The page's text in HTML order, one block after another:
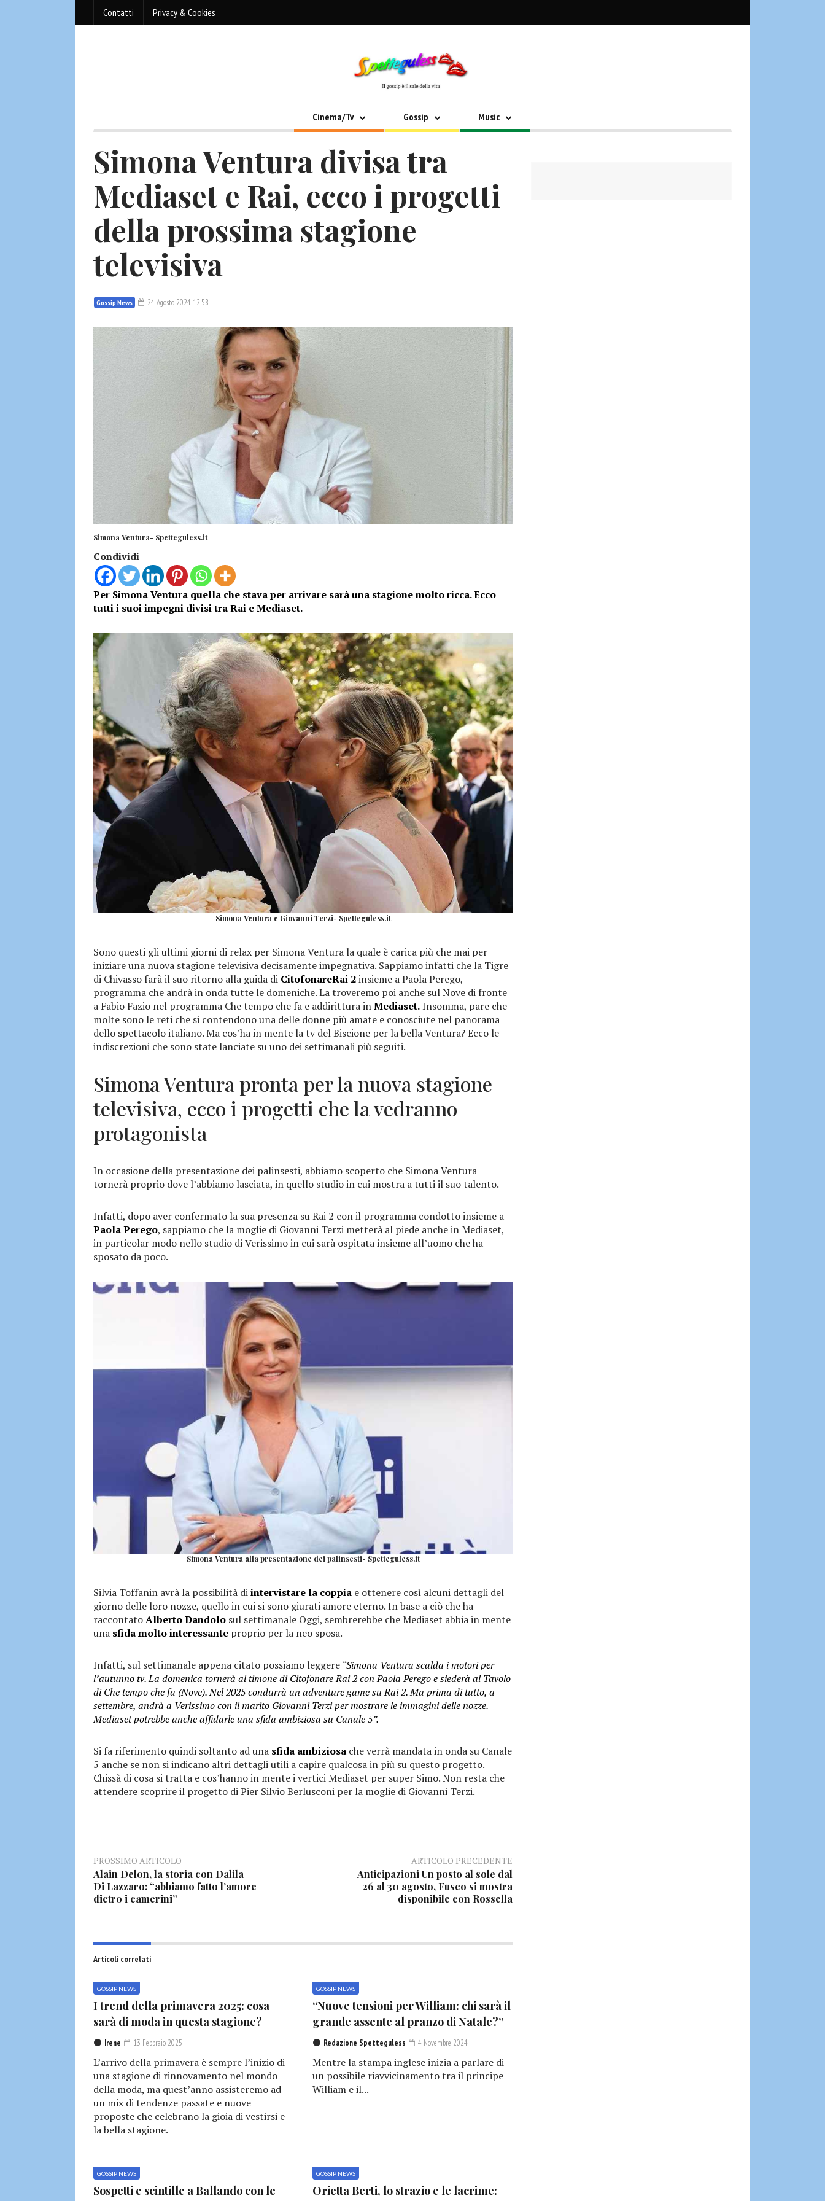
Contatti Privacy & Cookies
Cinema/Tv Gossip Music
Simona Ventura divisa tra
Mediaset e Rai, ecco i progetti
della prossima stagione
televisiva
Gossip News 24 Agosto 2024 12:58
Simona Ventura- Spetteguless.it
Condividi
Per Simona Ventura quella che stava per arrivare sarà una stagione molto ricca. Ecco
tutti i suoi impegni divisi tra Rai e Mediaset.
Simona Ventura e Giovanni Terzi- Spetteguless.it
Sono questi gli ultimi giorni di relax per Simona Ventura la quale è carica più che mai per
iniziare una nuova stagione televisiva decisamente impegnativa. Sappiamo infatti che la Tigre
di Chivasso farà il suo ritorno alla guida di CitofonareRai 2insieme a Paola Perego,
programma che andrà in onda tutte le domeniche. La troveremo poi anche sul Nove di fronte
a Fabio Fazio nel programma Che tempo che fa e addirittura inMediaset.Insomma, pare che
molte sono le reti che si contendono una delle donne più amate e conosciute nel panorama
dello spettacolo italiano. Ma cos’ha in mente la tv del Biscione per la bella Ventura? Ecco le
indiscrezioni che sono state lanciate su uno dei settimanali più seguiti.
Simona Ventura pronta per la nuova stagione
televisiva, ecco i progetti che la vedranno
protagonista
In occasione della presentazione dei palinsesti, abbiamo scoperto che Simona Ventura
tornerà proprio dove l’abbiamo lasciata, in quello studio in cui mostra a tutti il suo talento.
Infatti, dopo aver confermato la sua presenza su Rai 2 con il programma condotto insieme a
Paola Perego, sappiamo che la moglie di Giovanni Terzi metterà al piede anche in Mediaset,
in particolar modo nello studio di Verissimo in cui sarà ospitata insieme all’uomo che ha
sposato da poco.
Simona Ventura alla presentazione dei palinsesti- Spetteguless.it
Silvia Toffanin avrà la possibilità diintervistare la coppia e ottenere così alcuni dettagli del
giorno delle loro nozze, quello in cui si sono giurati amore eterno. In base a ciò che ha
raccontatoAlberto Dandolo sul settimanale Oggi, sembrerebbe che Mediaset abbia in mente
una sfida molto interessante proprio per la neo sposa.
Infatti, sul settimanale appena citato possiamo leggere “Simona Ventura scalda i motori per
l’autunno tv. La domenica tornerà al timone di Citofonare Rai 2 con Paola Perego e siederà al Tavolo
di Che tempo che fa (Nove). Nel 2025 condurrà un adventure game su Rai 2. Ma prima di tutto, a
settembre, andrà a Verissimo con il marito Giovanni Terzi per mostrare le immagini delle nozze.
Mediaset potrebbe anche affidarle una sfida ambiziosa su Canale 5”.
Si fa riferimento quindi soltanto ad una sfida ambiziosa che verrà mandata in onda su Canale
5 anche se non si indicano altri dettagli utili a capire qualcosa in più su questo progetto.
Chissà di cosa si tratta e cos’hanno in mente i vertici Mediaset per super Simo. Non resta che
attendere scoprire il progetto di Pier Silvio Berlusconi per la moglie di Giovanni Terzi.
PROSSIMO ARTICOLO
Alain Delon, la storia con Dalila
Di Lazzaro: “abbiamo fatto l’amore
dietro i camerini”
ARTICOLO PRECEDENTE
Anticipazioni Un posto al sole dal
26 al 30 agosto, Fusco si mostra
disponibile con Rossella
Articoli correlati
GOSSIP NEWS
I trend della primavera 2025: cosa
sarà di moda in questa stagione?
Irene 13 Febbraio 2025
L’arrivo della primavera è sempre l’inizio di
una stagione di rinnovamento nel mondo
della moda, ma quest’anno assisteremo ad
un mix di tendenze passate e nuove
proposte che celebrano la gioia di vestirsi e
la bella stagione.
GOSSIP NEWS
“Nuove tensioni per William: chi sarà il
grande assente al pranzo di Natale?”
Redazione Spetteguless 4 Novembre 2024
Mentre la stampa inglese inizia a parlare di
un possibile riavvicinamento tra il principe
William e il...
GOSSIP NEWS
Sospetti e scintille a Ballando con le
GOSSIP NEWS
Orietta Berti, lo strazio e le lacrime: